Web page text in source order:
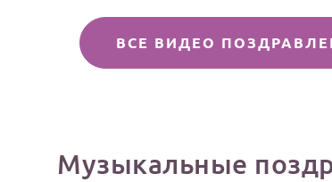
ВСЕ ВИДЕО
Музыкальные